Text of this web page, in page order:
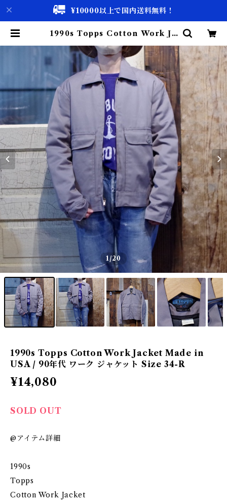
¥10000以上で国内送料無料！
1990s Topps Cotton Work Ja
ーク ジャケット Size 34-R | 古着
屋 仙台 biscco【古着 & Vintage
通販】
1/20
1990s Topps Cotton Work Jacket Made in
USA / 90年代 ワーク ジャケット Size 34-R
¥14,080
SOLD OUT
@アイテム詳細
1990s
Topps
Cotton Work Jacket